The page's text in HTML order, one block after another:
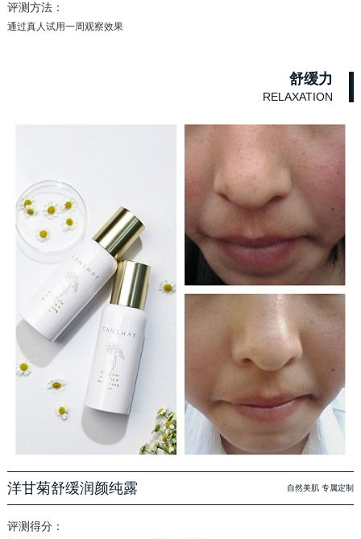
评测方法：
通过真人试用一周观察效果
舒缓力
RELAXATION
洋甘菊舒缓润颜纯露 自然美肌 专属定制
评测得分：